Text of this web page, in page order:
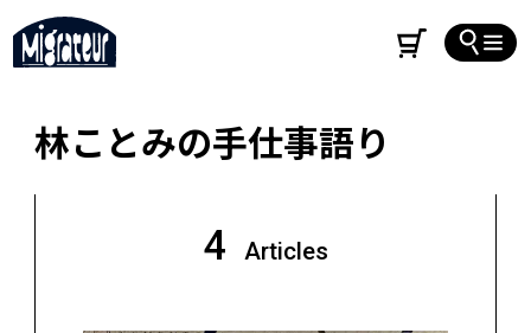
林ことみの手仕事語り
4 Articles